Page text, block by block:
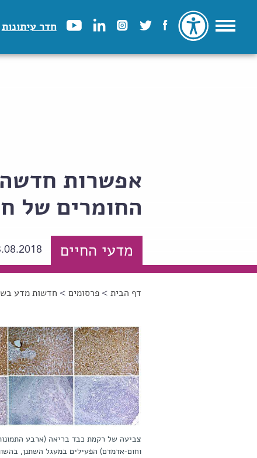
חדר עיתונות
אפשרות חדשה
החומרים של
מדעי החיים
הינך נמצא כאן
דף הבית >פרסומים > חדשות מדע
צביעה של רקמת כבד בריאה (ארבע
וחום-אדמדם) הפעילים במעגל השתנן,